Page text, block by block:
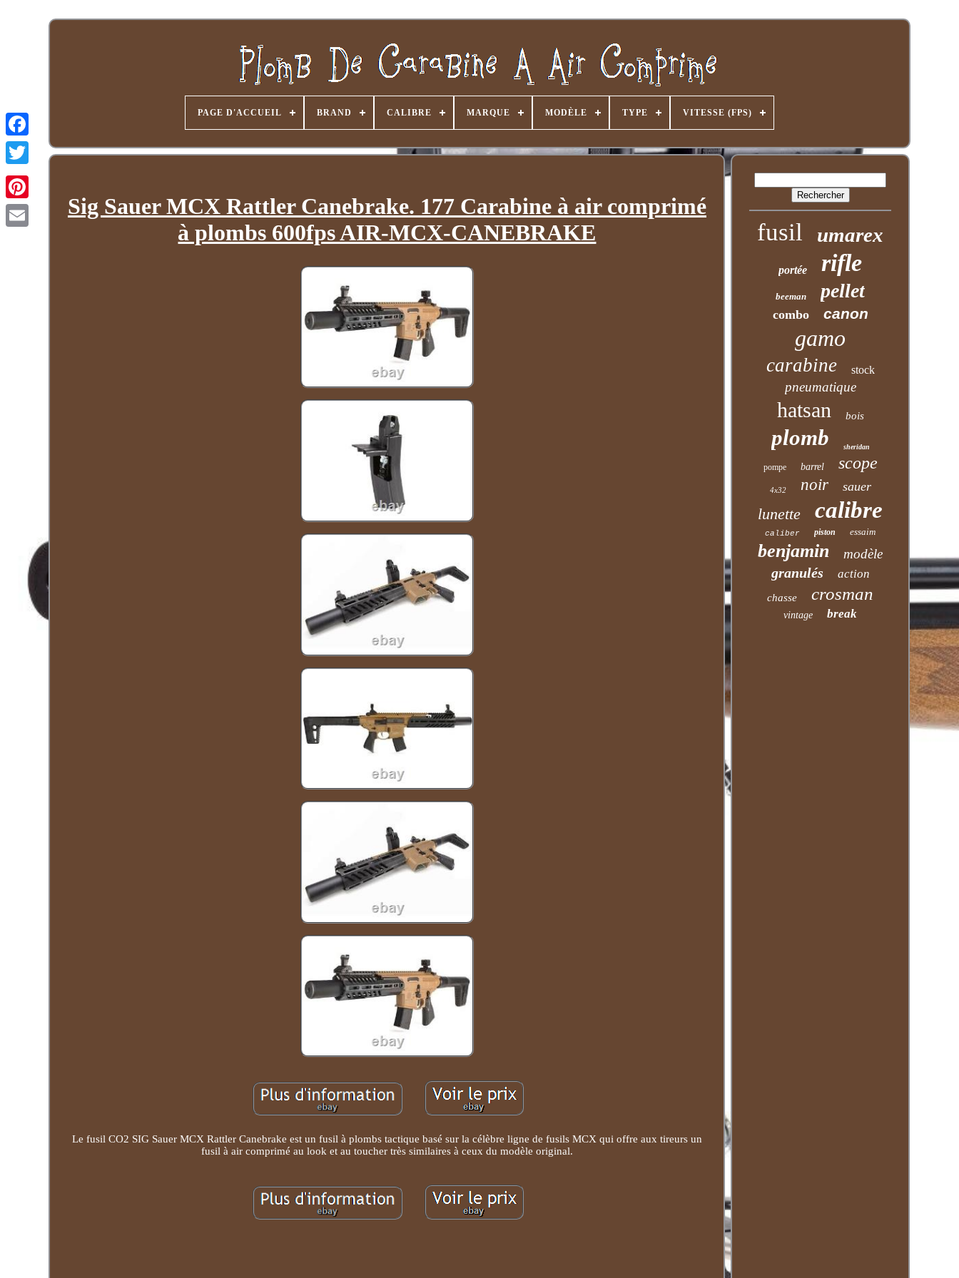
PAGE D'ACCUEIL BRAND CALIBRE MARQUE MODÈLE TYPE VITESSE (FPS)
Sig Sauer MCX Rattler Canebrake. 177 Carabine à air comprimé
à plombs 600fps AIR-MCX-CANEBRAKE
Le fusil CO2 SIG Sauer MCX Rattler Canebrake est un fusil à plombs tactique basé sur la célèbre ligne de fusils MCX qui offre aux tireurs un
fusil à air comprimé au look et au toucher très similaires à ceux du modèle original.
fusil umarex
portée rifle
beeman pellet
combo canon
gamo
carabine stock
pneumatique
hatsan bois
plomb sheridan
pompe barrel scope
4x32 noir sauer
lunette calibre
caliber piston essaim
benjamin modèle
granulés action
chasse crosman
vintage break